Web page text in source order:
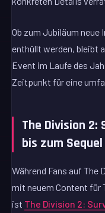
Ob zum Jubiläum
enthüllt werden, bleibt
Event im Laufe des
Zeitpunkt für eine
The Division 2:
bis zum Sequel
Während Fans auf
mit neuem Content für
ist The Division 2: